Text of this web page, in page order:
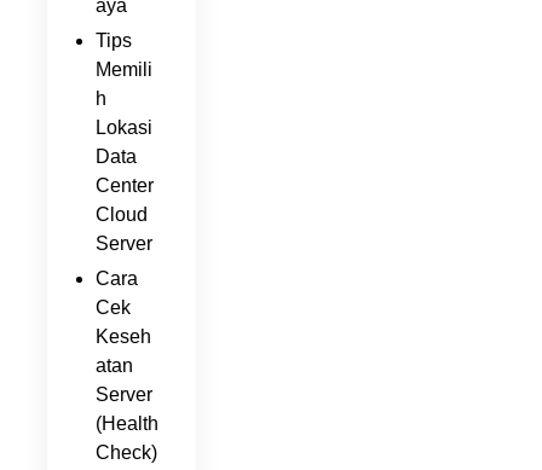
aya
Tips
Memili
h
Lokasi
Data
Center
Cloud
Server
Cara
Cek
Keseh
atan
Server
(Health
Check)